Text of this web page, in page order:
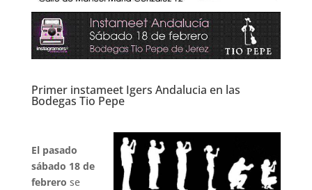
Primer instameet Igers Andalucia en las
Bodegas Tio Pepe
El pasado
sábado 18 de
febrero se